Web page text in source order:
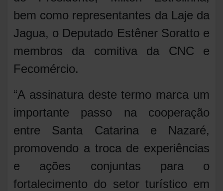
bem como representantes da Laje da
Jagua, o Deputado Estêner Soratto e
membros da comitiva da CNC e
Fecomércio.
“A assinatura deste termo marca um
importante passo na cooperação
entre Santa Catarina e Nazaré,
promovendo a troca de experiências
e ações conjuntas para o
fortalecimento do setor turístico em